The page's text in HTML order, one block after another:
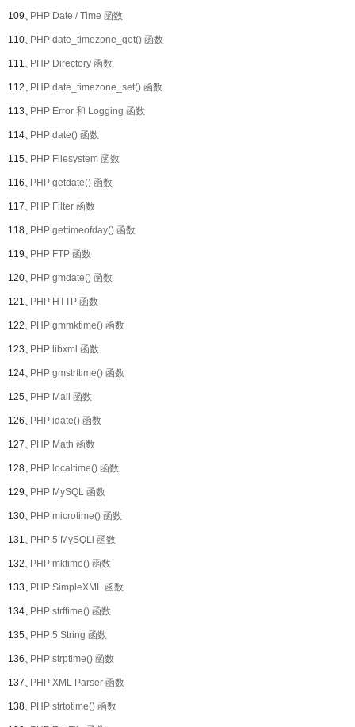
109、PHP Date / Time 函数
110、PHP date_timezone_get() 函数
111、PHP Directory 函数
112、PHP date_timezone_set() 函数
113、PHP Error 和 Logging 函数
114、PHP date() 函数
115、PHP Filesystem 函数
116、PHP getdate() 函数
117、PHP Filter 函数
118、PHP gettimeofday() 函数
119、PHP FTP 函数
120、PHP gmdate() 函数
121、PHP HTTP 函数
122、PHP gmmktime() 函数
123、PHP libxml 函数
124、PHP gmstrftime() 函数
125、PHP Mail 函数
126、PHP idate() 函数
127、PHP Math 函数
128、PHP localtime() 函数
129、PHP MySQL 函数
130、PHP microtime() 函数
131、PHP 5 MySQLi 函数
132、PHP mktime() 函数
133、PHP SimpleXML 函数
134、PHP strftime() 函数
135、PHP 5 String 函数
136、PHP strptime() 函数
137、PHP XML Parser 函数
138、PHP strtotime() 函数